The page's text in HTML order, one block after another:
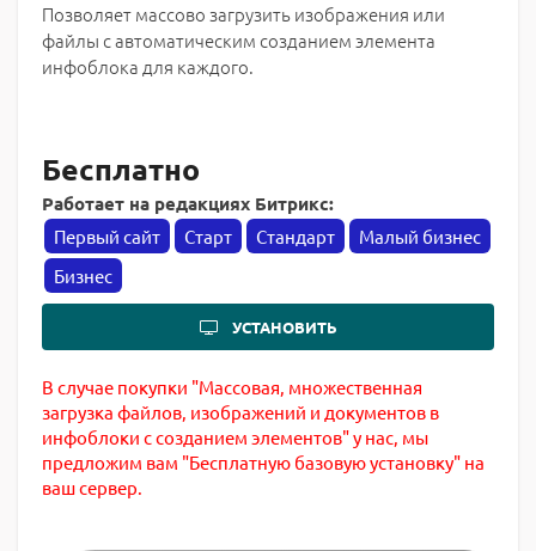
Позволяет массово загрузить изображения или
файлы с автоматическим созданием элемента
инфоблока для каждого.
Бесплатно
Работает на редакциях Битрикс:
Первый сайт Старт Стандарт
Малый бизнес
Бизнес
УСТАНОВИТЬ
В случае покупки "Массовая, множественная
загрузка файлов, изображений и документов в
инфоблоки с созданием элементов" у нас, мы
предложим вам "Бесплатную базовую установку" на
ваш сервер.